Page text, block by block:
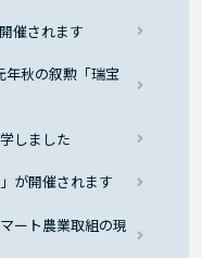
催されます
年秋の叙勲「瑞宝
しました
が開催されます
ート農業取組の現